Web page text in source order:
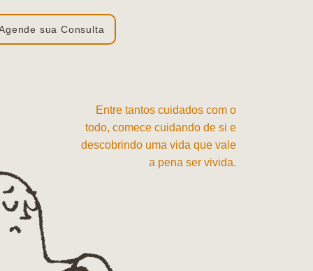
sua Consulta
Entre tantos cuidados com o
todo, comece cuidando de si e
descobrindo uma vida que vale
a pena ser vivida.